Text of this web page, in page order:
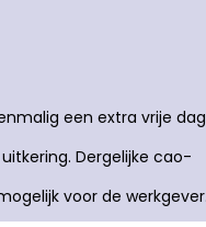
een extra vrije
Dergelijke cao-
voor de